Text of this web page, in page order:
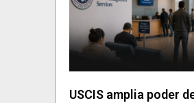
USCIS amplia poder